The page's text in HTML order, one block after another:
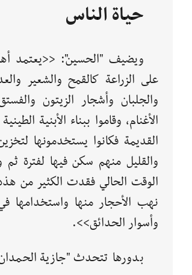
حياة الناس
ويضيف "الحسين": <<يعتمد
على الزراعة كالقمح والشعير
والجلبان وأشجار الزيتون
الأغنام، وقاموا ببناء الأبنية
القديمة فكانوا يستخدمونها
والقليل منهم سكن فيها لفترة ثم
الوقت الحالي فقدت الكثير من
نهب الأحجار منها واستخدامها
وأسوار الحدائق>>.
بدورها تتحدث "جازية